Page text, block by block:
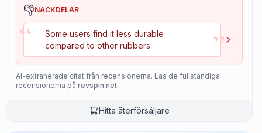
👎NACKDELAR
“
Some users find it less durable
compared to other rubbers.
”
AI-extraherade citat från recensionerna. Läs de fullständiga
recensionerna på revspin.net
Hitta återförsäljare